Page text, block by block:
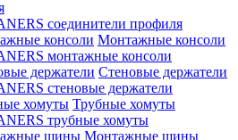
соединители профиля
Монтажные консоли
монтажные консоли
Стеновые держатели
стеновые держатели
Трубные хомуты
трубные хомуты
Монтажные шины